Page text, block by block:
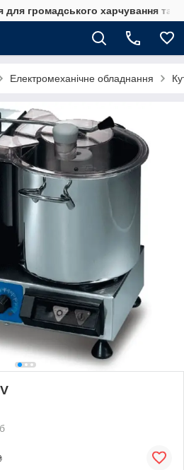
громадського харчування та
Електромеханічне обладнання